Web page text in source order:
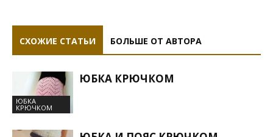
СХОЖИЕ СТАТЬИ БОЛЬШЕ ОТ АВТОРА
ЮБКА
КРЮЧКОМ
ЮБКА КРЮЧКОМ